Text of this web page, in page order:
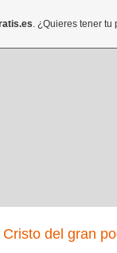
del gran
. ¿Quieres tener tu